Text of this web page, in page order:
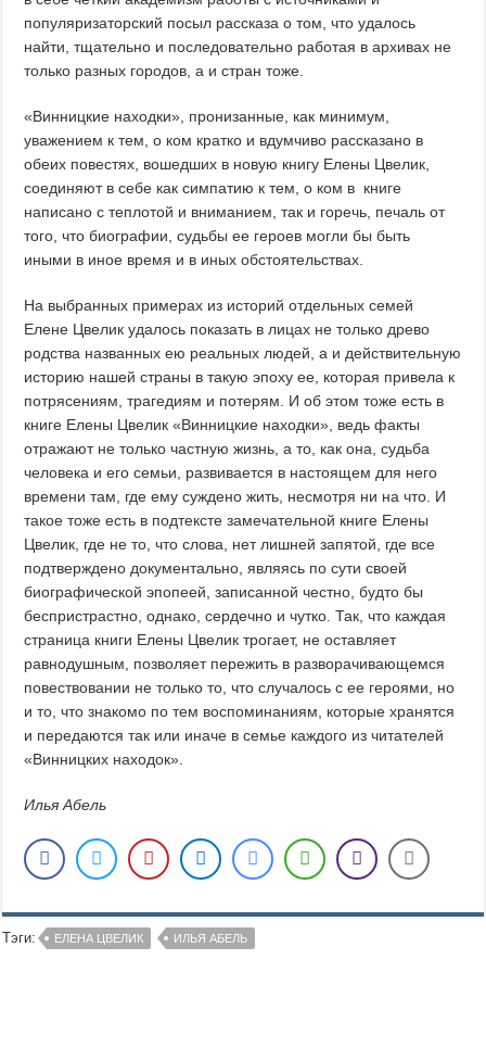
популяризаторский посыл рассказа о том, что удалось
найти, тщательно и последовательно работая в архивах не
только разных городов, а и стран тоже.
«Винницкие находки», пронизанные, как минимум,
уважением к тем, о ком кратко и вдумчиво рассказано в
обеих повестях, вошедших в новую книгу Елены Цвелик,
соединяют в себе как симпатию к тем, о ком в книге
написано с теплотой и вниманием, так и горечь, печаль от
того, что биографии, судьбы ее героев могли бы быть
иными в иное время и в иных обстоятельствах.
На выбранных примерах из историй отдельных семей
Елене Цвелик удалось показать в лицах не только древо
родства названных ею реальных людей, а и действительную
историю нашей страны в такую эпоху ее, которая привела к
потрясениям, трагедиям и потерям. И об этом тоже есть в
книге Елены Цвелик «Винницкие находки», ведь факты
отражают не только частную жизнь, а то, как она, судьба
человека и его семьи, развивается в настоящем для него
времени там, где ему суждено жить, несмотря ни на что. И
такое тоже есть в подтексте замечательной книге Елены
Цвелик, где не то, что слова, нет лишней запятой, где все
подтверждено документально, являясь по сути своей
биографической эпопеей, записанной честно, будто бы
беспристрастно, однако, сердечно и чутко. Так, что каждая
страница книги Елены Цвелик трогает, не оставляет
равнодушным, позволяет пережить в разворачивающемся
повествовании не только то, что случалось с ее героями, но
и то, что знакомо по тем воспоминаниям, которые хранятся
и передаются так или иначе в семье каждого из читателей
«Винницких находок».
Илья Абель
Тэги: ЕЛЕНА ЦВЕЛИК ИЛЬЯ АБЕЛЬ